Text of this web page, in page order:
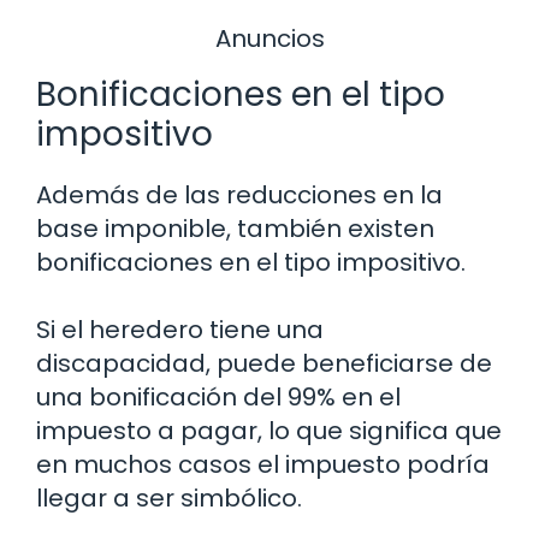
Anuncios
Bonificaciones en el tipo
impositivo
Además de las reducciones en la
base imponible, también existen
bonificaciones en el tipo impositivo.
Si el heredero tiene una
discapacidad, puede beneficiarse de
una bonificación del 99% en el
impuesto a pagar, lo que significa que
en muchos casos el impuesto podría
llegar a ser simbólico.